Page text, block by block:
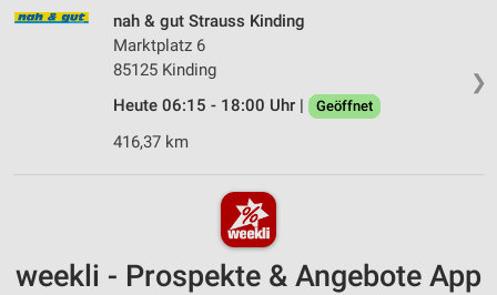
❯
nah & gut Strauss Kinding
Marktplatz 6
85125 Kinding
Heute 06:15 - 18:00 Uhr |
Geöffnet
416,37 km
weekli - Prospekte & Angebote App